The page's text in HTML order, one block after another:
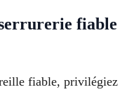
fiable
fiable, privilégiez